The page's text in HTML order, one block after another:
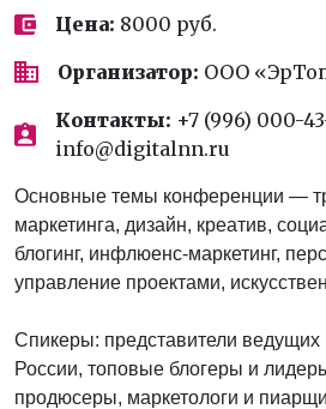
Цена: 8000 руб.
Организатор: ООО
Контакты: +7 (996) 000-
info@digitalnn.ru
Основные темы конференции —
маркетинга, дизайн, креатив,
блогинг, инфлюенс-маркетинг,
управление проектами,
Спикеры: представители ведущих
России, топовые блогеры и
продюсеры, маркетологи и